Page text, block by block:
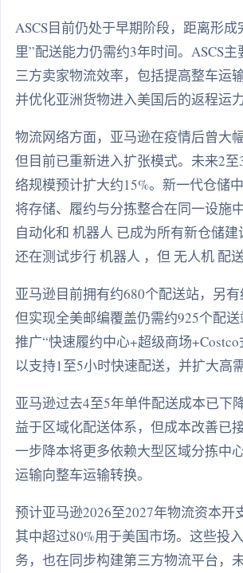
ASCS目前仍处于早期阶段，距离形
里”配送能力仍需约3年时间。ASCS
三方卖家物流效率，包括提高整车运
并优化亚洲货物进入美国后的返程运力
物流网络方面，亚马逊在疫情后曾大
但目前已重新进入扩张模式。未来2
络规模预计扩大约15%。新一代仓储
将存储、履约与分拣整合在同一设施
自动化和 机器人 已成为所有新仓储
还在测试步行 机器人 ，但 无人机 配送
亚马逊目前拥有约680个配送站，另有
但实现全美邮编覆盖仍需约925个配
推广“快速履约中心+超级商场+Costco
以支持1至5小时快速配送，并扩大高
亚马逊过去4至5年单件配送成本已下
益于区域化配送体系，但成本改善已
一步降本将更多依赖大型区域分拣中
运输向整车运输转换。
预计亚马逊2026至2027年物流资本开
其中超过80%用于美国市场。这些投
务，也在同步构建第三方物流平台，